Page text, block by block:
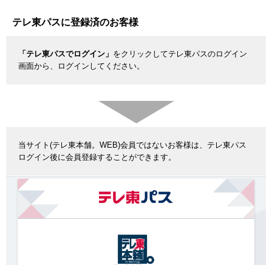
テレ東パスに登録済のお客様
「テレ東パスでログイン」 をクリックしてテレ東パスのログイン
画面から、ログインしてください。
当サイト(テレ東本舗。WEB)会員ではないお客様は、テレ東パス
ログイン後に会員登録することができます。